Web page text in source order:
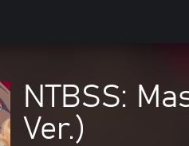
NTBSS:
Ver.)